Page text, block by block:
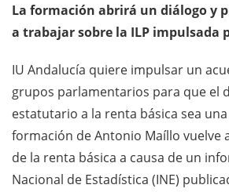
La formación abrirá un diálogo y
a trabajar sobre la ILP impulsada
IU Andalucía quiere impulsar un
grupos parlamentarios para que el
estatutario a la renta básica sea
formación de Antonio Maíllo vuelve
de la renta básica a causa de un
Nacional de Estadística (INE)